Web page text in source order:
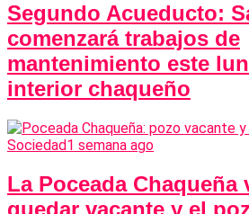
Segundo Acueducto:
comenzará trabajos de
mantenimiento este
interior chaqueño
Sociedad1 semana ago
La Poceada Chaqueña
quedar vacante y el